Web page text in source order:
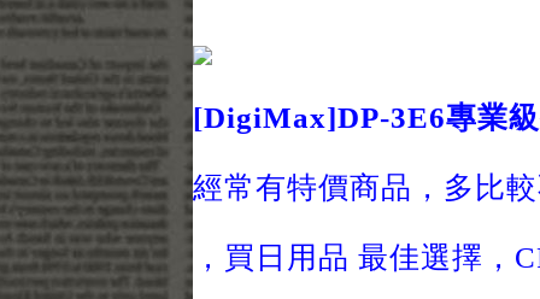
[DigiMax]DP-3E6專業
經常有特價商品，多比
，買日用品 最佳選擇，